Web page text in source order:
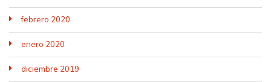
febrero 2020
enero 2020
diciembre 2019